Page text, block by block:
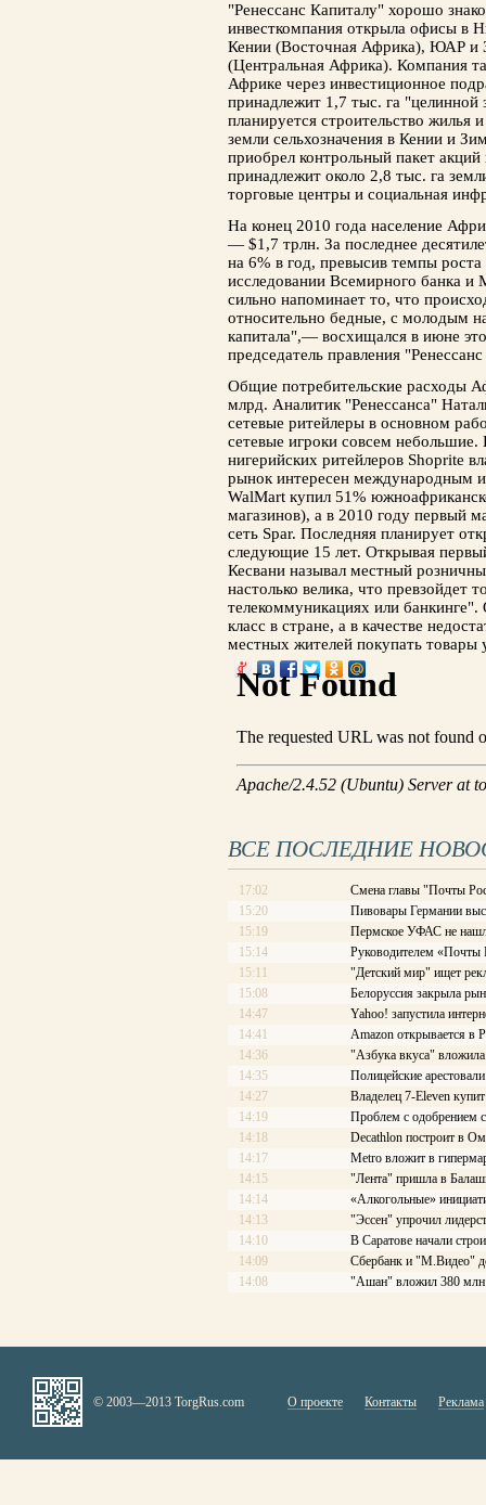
"Ренессанс Капиталу" хорошо
инвесткомпания открыла офисы в
Кении (Восточная Африка), ЮАР
(Центральная Африка). Компания
Африке через инвестиционное
принадлежит 1,7 тыс. га "целинной
планируется строительство жилья
земли сельхозначения в Кении и
приобрел контрольный пакет
принадлежит около 2,8 тыс. га
торговые центры и социальная
На конец 2010 года население
— $1,7 трлн. За последнее
на 6% в год, превысив темпы
исследовании Всемирного банка
сильно напоминает то, что
относительно бедные, с молодым
капитала",— восхищался в июне
председатель правления
Общие потребительские расходы
млрд. Аналитик "Ренессанса"
сетевые ритейлеры в основном
сетевые игроки совсем
нигерийских ритейлеров Shoprite
рынок интересен международным
WalMart купил 51%
магазинов), а в 2010 году первый
сеть Spar. Последняя планирует
следующие 15 лет. Открывая
Кесвани называл местный
настолько велика, что превзойдет
телекоммуникациях или
класс в стране, а в качестве
местных жителей покупать товары
ВСЕ ПОСЛЕДНИЕ
17:02
Смена главы "Почты
15:20
Пивовары Германии
15:19
Пермское УФАС не
15:14
Руководителем «Почты
15:11
"Детский мир" ищет
15:08
Белоруссия закрыла
14:47
Yahoo! запустила
14:41
Amazon открывается в
14:36
"Азбука вкуса"
14:35
Полицейские
14:27
Владелец 7-Eleven
14:19
Проблем с одобрением
14:18
Decathlon построит в
14:17
Меtrо вложит в
14:15
"Лента" пришла в
14:14
«Алкогольные»
14:13
"Эссен" упрочил
14:10
В Саратове начали
14:09
Сбербанк и "М.Видео"
14:08
"Ашан" вложил 380 млн
© 2003—2013 TorgRus.com О проекте Контакты Реклама